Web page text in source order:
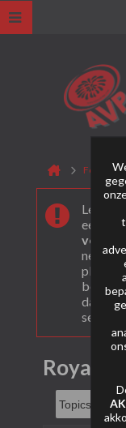
Forum
Leuk
eerste
veel
nemen
dat je
selectie.
RoyalX